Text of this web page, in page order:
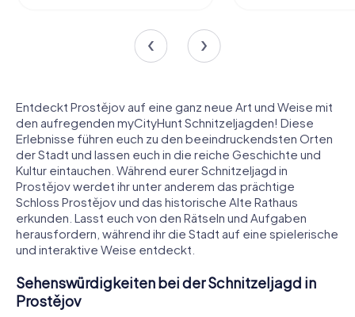
Entdeckt Prostějov auf eine ganz neue Art und Weise mit
den aufregenden myCityHunt Schnitzeljagden! Diese
Erlebnisse führen euch zu den beeindruckendsten Orten
der Stadt und lassen euch in die reiche Geschichte und
Kultur eintauchen. Während eurer Schnitzeljagd in
Prostějov werdet ihr unter anderem das prächtige
Schloss Prostějov und das historische Alte Rathaus
erkunden. Lasst euch von den Rätseln und Aufgaben
herausfordern, während ihr die Stadt auf eine spielerische
und interaktive Weise entdeckt.
Sehenswürdigkeiten bei der Schnitzeljagd in
Prostějov